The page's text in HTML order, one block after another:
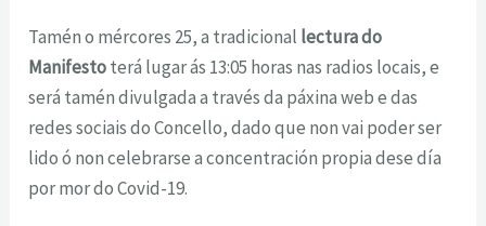
Tamén o mércores 25, a tradicional lectura do
Manifestoterá lugar ás 13:05 horas nas radios locais, e
será tamén divulgada a través da páxina web e das
redes sociais do Concello, dado que non vai poder ser
lido ó non celebrarse a concentración propia dese día
por mor do Covid-19.